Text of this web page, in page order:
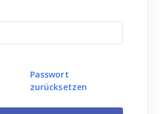
Passwort
zurücksetzen